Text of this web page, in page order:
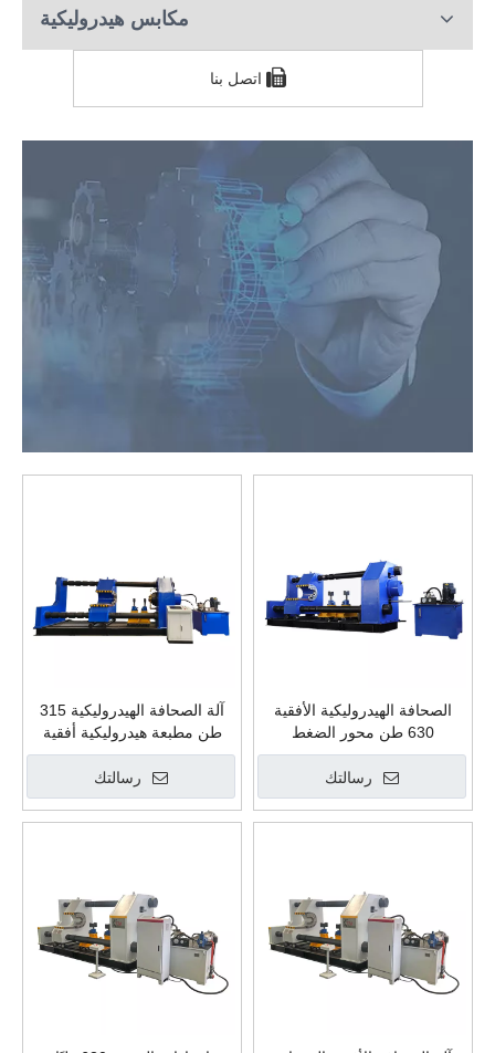
مكابس هيدروليكية
اتصل بنا
آلة الصحافة الهيدروليكية 315
طن مطبعة هيدروليكية أفقية
لإصلاح عجلة القطار
رسالتك
الصحافة الهيدروليكية الأفقية
630 طن محور الضغط
الهيدروليكي على تركيب وإزالة
عجلات القطار
رسالتك